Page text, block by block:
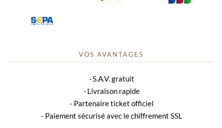
VOS AVANTAGES
S.A.V. gratuit
Livraison rapide
Partenaire ticket officiel
Paiement sécurisé avec le chiffrement SSL